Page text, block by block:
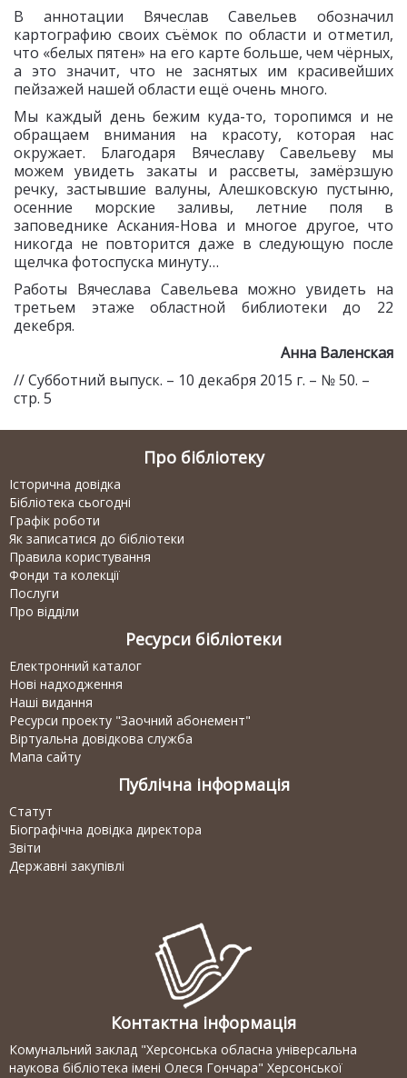
В аннотации Вячеслав Савельев обозначил
картографию своих съёмок по области и отметил,
что «белых пятен» на его карте больше, чем чёрных,
а это значит, что не заснятых им красивейших
пейзажей нашей области ещё очень много.
Мы каждый день бежим куда-то, торопимся и не
обращаем внимания на красоту, которая нас
окружает. Благодаря Вячеславу Савельеву мы
можем увидеть закаты и рассветы, замёрзшую
речку, застывшие валуны, Алешковскую пустыню,
осенние морские заливы, летние поля в
заповеднике Аскания-Нова и многое другое, что
никогда не повторится даже в следующую после
щелчка фотоспуска минуту…
Работы Вячеслава Савельева можно увидеть на
третьем этаже областной библиотеки до 22
декебря.
Анна Валенская
// Субботний выпуск. – 10 декабря 2015 г. – № 50. –
стр. 5
Про бібліотеку
Історична довідка
Бібліотека сьогодні
Графік роботи
Як записатися до бібліотеки
Правила користування
Фонди та колекції
Послуги
Про відділи
Ресурси бібліотеки
Електронний каталог
Нові надходження
Наші видання
Ресурси проекту "Заочний абонемент"
Віртуальна довідкова служба
Мапа сайту
Публічна інформація
Статут
Біографічна довідка директора
Звіти
Державні закупівлі
Контактна інформація
Комунальний заклад "Херсонська обласна універсальна
наукова бібліотека імені Олеся Гончара" Херсонської